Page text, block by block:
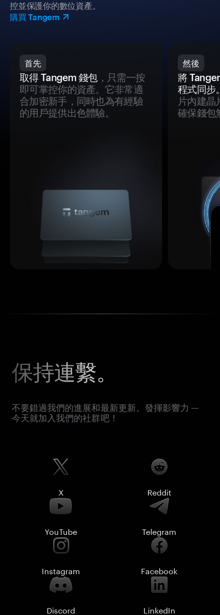
控並保護你的數位資產。
購買 Tangem
首先
取得 Tangem 錢包，只需一按
即可掌控你的資產。它非常適
合加密新手，同時也為有經驗
的用戶提供出色體驗。
然後
將
程式同步
片內建晶
確保錢包
保持連繫。
不要錯過我們的進展和最新更新。發揮影響力 —
今天就加入我們的社群吧！
X Reddit
YouTube Telegram
Instagram Facebook
Discord LinkedIn